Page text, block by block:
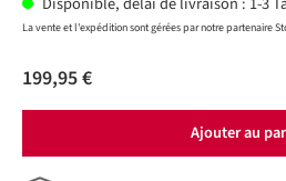
La vente et l'expédition sont gérées par notre partenaire
199,95 €
Ajouter au